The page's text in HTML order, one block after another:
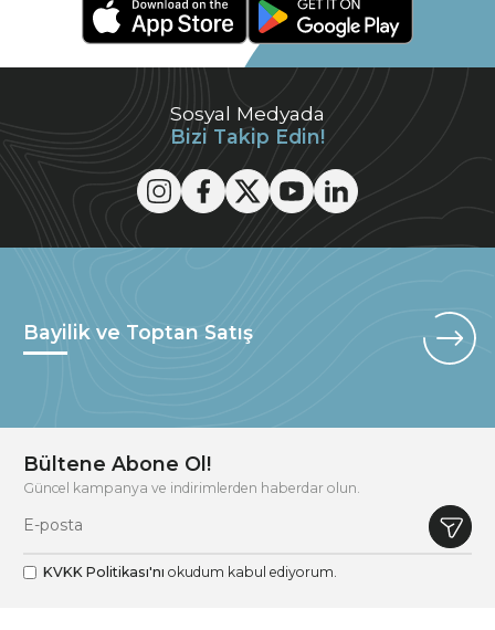
Sosyal Medyada
Bizi Takip Edin!
Bayilik ve Toptan Satış
Bültene Abone Ol!
Güncel kampanya ve indirimlerden haberdar olun.
KVKK Politikası'nı okudum kabul ediyorum.